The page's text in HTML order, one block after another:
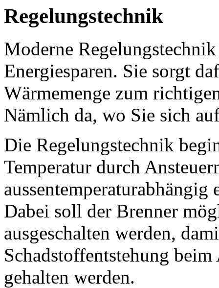
Regelungstechnik
Moderne
Energiesparen. Sie sorgt
Wärmemenge zum
Nämlich da, wo Sie sich
Die Regelungstechnik
Temperatur durch
Dabei soll der Brenner
ausgeschalten werden,
Schadstoffentstehung
gehalten werden.